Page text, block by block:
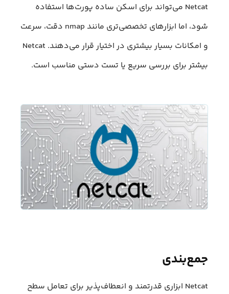
Netcat می‌تواند برای اسکن ساده پورت‌ها استفاده
شود، اما ابزارهای تخصصی‌تری مانند nmap دقت، سرعت
و امکانات بسیار بیشتری در اختیار قرار می‌دهند. Netcat
بیشتر برای بررسی سریع یا تست دستی مناسب است.
جمع‌بندی
Netcat ابزاری قدرتمند و انعطاف‌پذیر برای تعامل سطح